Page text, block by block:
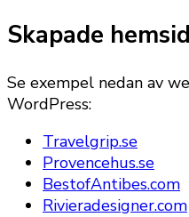
Skapade
Se exempel nedan av
WordPress:
Travelgrip.se
Provencehus.se
BestofAntibes.com
Rivieradesigner.com